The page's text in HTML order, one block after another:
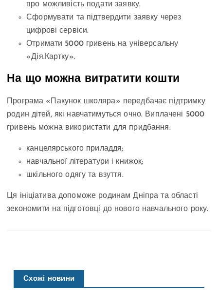
про можливість подати заявку.
Сформувати та підтвердити заявку через
цифрові сервіси.
Отримати 5000 гривень на універсальну
«Дія.Картку».
На що можна витратити кошти
Програма «Пакунок школяра» передбачає підтримку
родин дітей, які навчатимуться очно. Виплачені 5000
гривень можна використати для придбання:
канцелярського приладдя;
навчальної літератури і книжок;
шкільного одягу та взуття.
Ця ініціатива допоможе родинам Дніпра та області
зекономити на підготовці до нового навчального року.
Схожі новини